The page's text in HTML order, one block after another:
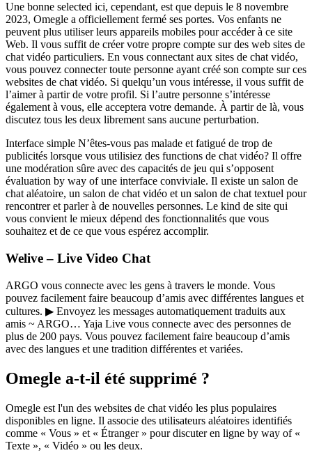
Une bonne selected ici, cependant, est que depuis le 8 novembre
2023, Omegle a officiellement fermé ses portes. Vos enfants ne
peuvent plus utiliser leurs appareils mobiles pour accéder à ce site
Web. Il vous suffit de créer votre propre compte sur des web sites de
chat vidéo particuliers. En vous connectant aux sites de chat vidéo,
vous pouvez connecter toute personne ayant créé son compte sur ces
websites de chat vidéo. Si quelqu’un vous intéresse, il vous suffit de
l’aimer à partir de votre profil. Si l’autre personne s’intéresse
également à vous, elle acceptera votre demande. À partir de là, vous
discutez tous les deux librement sans aucune perturbation.
Interface simple N’êtes-vous pas malade et fatigué de trop de
publicités lorsque vous utilisiez des functions de chat vidéo? Il offre
une modération sûre avec des capacités de jeu qui s’opposent
évaluation by way of une interface conviviale. Il existe un salon de
chat aléatoire, un salon de chat vidéo et un salon de chat textuel pour
rencontrer et parler à de nouvelles personnes. Le kind de site qui
vous convient le mieux dépend des fonctionnalités que vous
souhaitez et de ce que vous espérez accomplir.
Welive – Live Video Chat
ARGO vous connecte avec les gens à travers le monde. Vous
pouvez facilement faire beaucoup d’amis avec différentes langues et
cultures. ▶ Envoyez les messages automatiquement traduits aux
amis ~ ARGO… Yaja Live vous connecte avec des personnes de
plus de 200 pays. Vous pouvez facilement faire beaucoup d’amis
avec des langues et une tradition différentes et variées.
Omegle a-t-il été supprimé ?
Omegle est l'un des websites de chat vidéo les plus populaires
disponibles en ligne. Il associe des utilisateurs aléatoires identifiés
comme « Vous » et « Étranger » pour discuter en ligne by way of «
Texte », « Vidéo » ou les deux.